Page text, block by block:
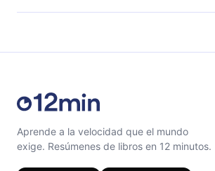
Siéntete libre de contactarnos en
Aprende a la velocidad que el mundo
exige. Resúmenes de libros en 12 minutos.